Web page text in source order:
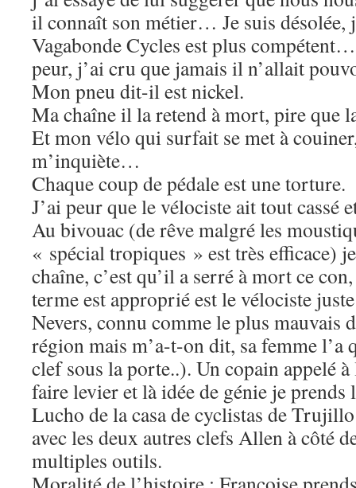
il connaît son métier… Je suis désolée,
Vagabonde Cycles est plus
peur, j’ai cru que jamais il n’allait
Mon pneu dit-il est nickel.
Ma chaîne il la retend à mort, pire que
Et mon vélo qui surfait se met à
m’inquiète…
Chaque coup de pédale est une torture.
J’ai peur que le vélociste ait tout cassé
Au bivouac (de rêve malgré les
« spécial tropiques » est très efficace)
chaîne, c’est qu’il a serré à mort ce
terme est approprié est le vélociste
Nevers, connu comme le plus mauvais
région mais m’a-t-on dit, sa femme l’a
clef sous la porte..). Un copain appelé à
faire levier et là idée de génie je prends
Lucho de la casa de cyclistas de
avec les deux autres clefs Allen à côté
multiples outils.